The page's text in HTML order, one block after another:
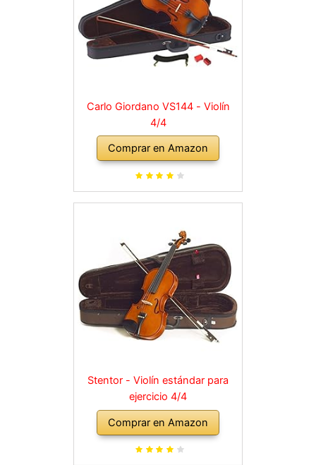
Carlo Giordano VS144 - Violín
4/4
Comprar en Amazon
Stentor - Violín estándar para
ejercicio 4/4
Comprar en Amazon